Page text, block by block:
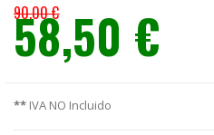
90,00 €
Precio
especial
58,50 €
** IVA NO Incluido